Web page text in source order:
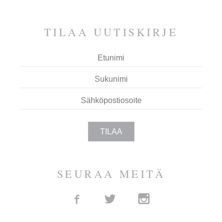
TILAA UUTIS­KIRJE
SEURAA MEITÄ
FacebookTwitter